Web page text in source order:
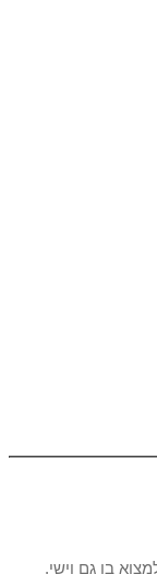
בו גם וישי,